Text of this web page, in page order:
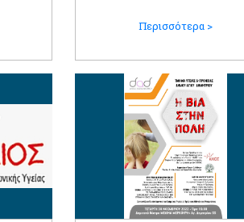
Περισσότερα >